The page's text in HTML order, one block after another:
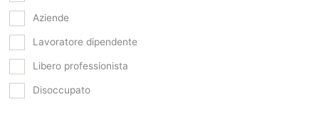
Aziende
Lavoratore dipendente
Libero professionista
Disoccupato